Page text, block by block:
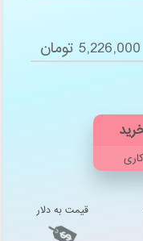
5,226,000 تومان
قیمت به دلار